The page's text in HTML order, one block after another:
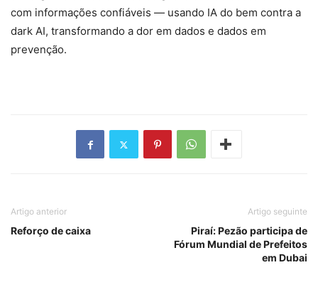
com informações confiáveis — usando IA do bem contra a
dark AI, transformando a dor em dados e dados em
prevenção.
Artigo anterior
Reforço de caixa
Artigo seguinte
Piraí: Pezão participa de
Fórum Mundial de Prefeitos
em Dubai